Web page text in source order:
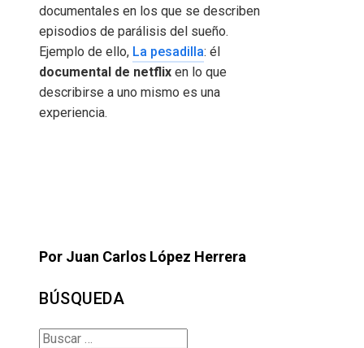
documentales en los que se describen
episodios de parálisis del sueño.
Ejemplo de ello, La pesadilla: él
documental de netflix en lo que
describirse a uno mismo es una
experiencia.
Por Juan Carlos López Herrera
BÚSQUEDA
Buscar: